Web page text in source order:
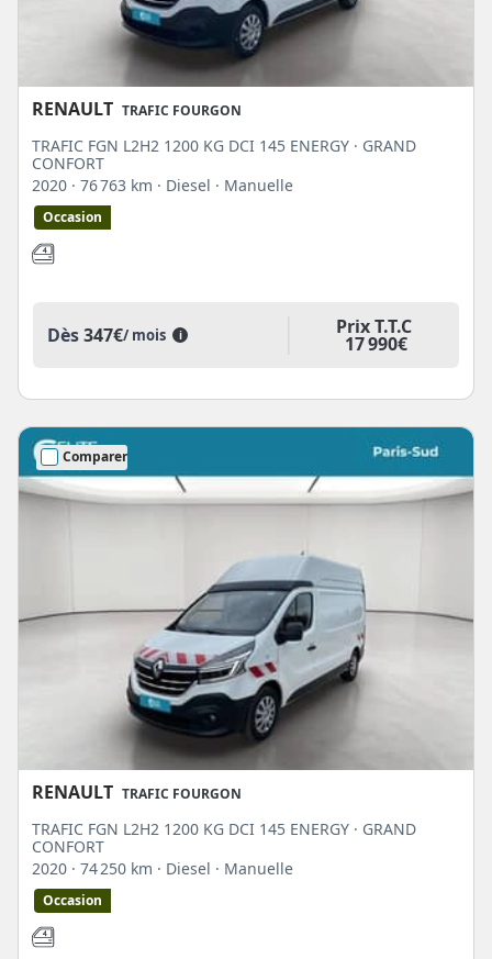
RENAULT TRAFIC FOURGON
TRAFIC FGN L2H2 1200 KG DCI 145 ENERGY · GRAND
CONFORT
2020 · 76 763 km · Diesel · Manuelle
Occasion
Dès347€/ mois i Prix T.T.C
17 990€
Comparer
RENAULT TRAFIC FOURGON
TRAFIC FGN L2H2 1200 KG DCI 145 ENERGY · GRAND
CONFORT
2020 · 74 250 km · Diesel · Manuelle
Occasion